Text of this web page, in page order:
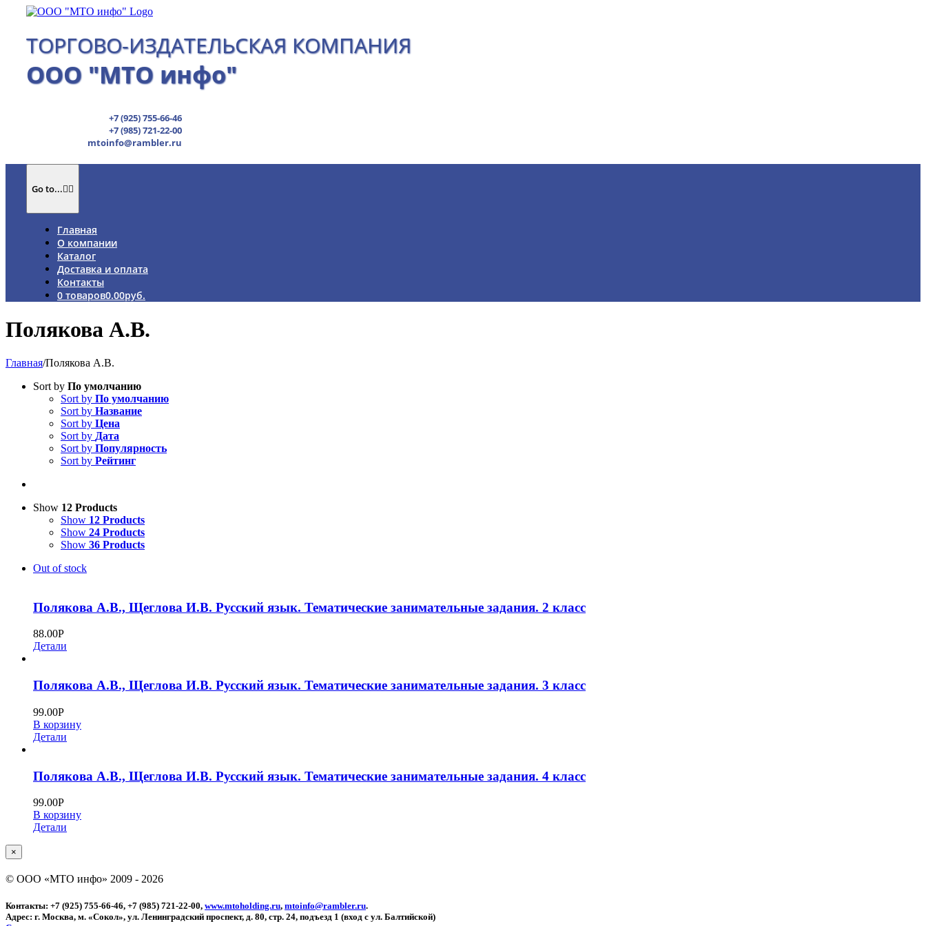
ТОРГОВО-ИЗДАТЕЛЬСКАЯ КОМПАНИЯ
ООО "МТО инфо"
+7 (925) 755-66-46
+7 (985) 721-22-00
mtoinfo@rambler.ru
Go to...
Главная
О компании
Каталог
Доставка и оплата
Контакты
0 товаров0.00руб.
Полякова А.В.
Главная/Полякова А.В.
Sort by По умолчанию
Sort by По умолчанию
Sort by Название
Sort by Цена
Sort by Дата
Sort by Популярность
Sort by Рейтинг
Show 12 Products
Show 12 Products
Show 24 Products
Show 36 Products
Out of stock
Полякова А.В., Щеглова И.В. Русский язык. Тематические занимательные задания. 2 класс
88.00Р
Детали
Полякова А.В., Щеглова И.В. Русский язык. Тематические занимательные задания. 3 класс
99.00Р
В корзину
Детали
Полякова А.В., Щеглова И.В. Русский язык. Тематические занимательные задания. 4 класс
99.00Р
В корзину
Детали
Close
product
view
×
© ООО «МТО инфо» 2009 - 2026
Контакты: +7 (925) 755-66-46, +7 (985) 721-22-00, www.mtoholding.ru, mtoinfo@rambler.ru.
Адрес: г. Москва, м. «Сокол», ул. Ленинградский проспект, д. 80, стр. 24, подъезд 1 (вход с ул. Балтийской)